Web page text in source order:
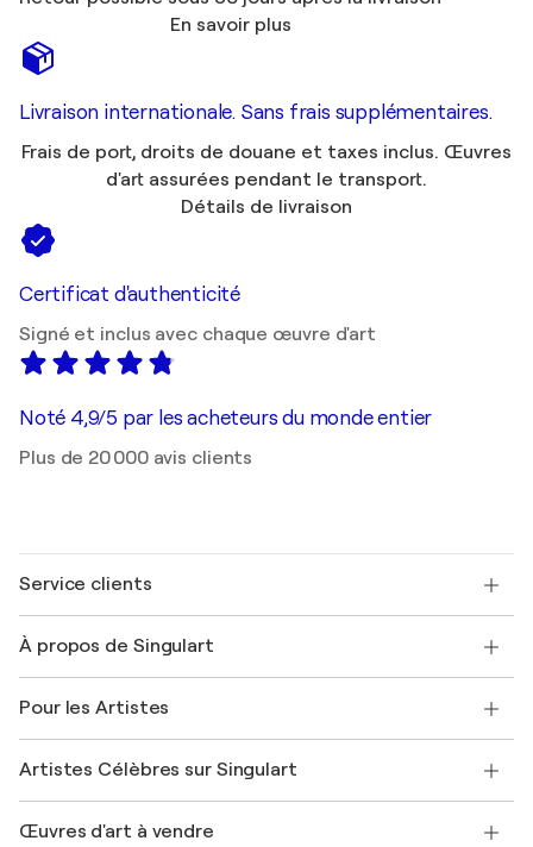
En savoir plus
Livraison internationale. Sans frais supplémentaires.
Frais de port, droits de douane et taxes inclus. Œuvres
d'art assurées pendant le transport.
Détails de livraison
Certificat d'authenticité
Signé et inclus avec chaque œuvre d'art
Noté 4,9/5 par les acheteurs du monde entier
Plus de 20 000 avis clients
Service clients
Expédition
Offrir une carte cadeau
Rejoignez notre programme commercial
Mon compte
+33 1 76 44 06 42
À propos de Singulart
FAQ
Magazine Singulart
Emplois
Découvrez une sélection d'art original
Pour les Artistes
Se connecter en tant qu'Artiste
Artistes Célèbres sur Singulart
Marc Chagall
Œuvres d'art à vendre